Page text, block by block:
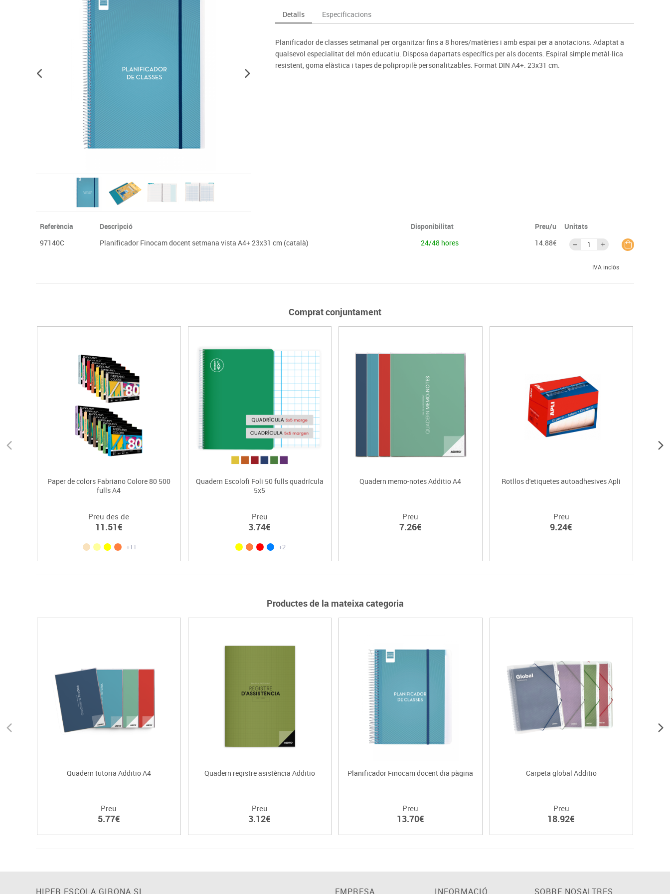
Complements d'oficina
Plastificació, enquadernació i destrucció
Informàtica
Dibuix tècnic i artístic
Material escolar
Videoprojecció
Taules escolars, abatibles i polivalents
Penjadors, prestatges i taquilles
Cadires, bancs i tamborets
Entrenament
Foam
Esports raqueta
Gimnàstica rítmica
Detalls Especificacions
Planificador de classes setmanal per organitzar fins a 8 hores/matèries i amb espai per a anotacions. Adaptat a
qualsevol especialitat del món educatiu. Disposa dapartats específics per als docents. Espiral simple metàl·lica
resistent, goma elàstica i tapes de polipropilè personalitzables. Format DIN A4+. 23x31 cm.
Referència Descripció Disponibilitat Preu/u
Unitats
97140C
Planificador Finocam docent setmana vista A4+ 23x31 cm (català) 24/48 hores 14.88€
IVA inclòs
Comprat conjuntament
Paper de colors Fabriano Colore 80 500
fulls A4
Preu des de
11.51€
+11
Quadern Escolofi Foli 50 fulls quadrícula
5x5
Preu
3.74€
+2
Quadern memo-notes Additio A4
Preu
7.26€
Rotllos d'etiquetes autoadhesives Apli
Preu
9.24€
Productes de la mateixa categoria
Quadern tutoria Additio A4
Preu
5.77€
Quadern registre asistència Additio
Preu
3.12€
Planificador Finocam docent dia pàgina
Preu
13.70€
Carpeta global Additio
Preu
18.92€
HIPER ESCOLA GIRONA SL EMPRESA INFORMACIÓ SOBRE NOSALTRES